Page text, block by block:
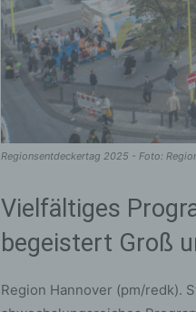
Regionsentdeckertag 2025 - Foto:
Vielfältiges
begeistert Groß
Region Hannover (pm/redk).